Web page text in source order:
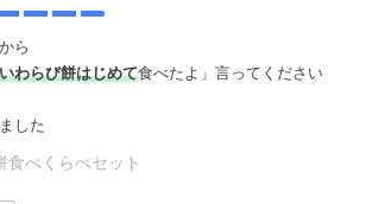
ら
わらび餅はじめて食べたよ」言ってください
した
食べくらべセット